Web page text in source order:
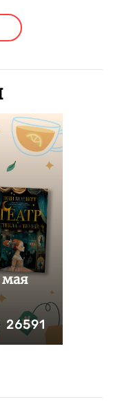
мая
26591